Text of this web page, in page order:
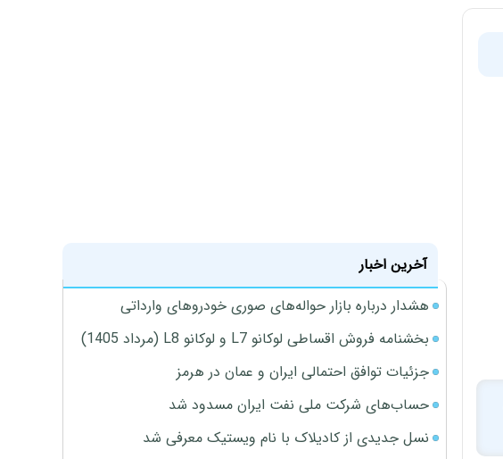
آخرین اخبار
هشدار درباره بازار حواله‌های صوری خودروهای وارداتی
بخشنامه فروش اقساطی لوکانو L7 و لوکانو L8 (مرداد 1405)
جزئیات توافق احتمالی ایران و عمان در هرمز
حساب‌های شرکت ملی نفت ایران مسدود شد
نسل جدیدی از کادیلاک با نام ویستیک معرفی شد